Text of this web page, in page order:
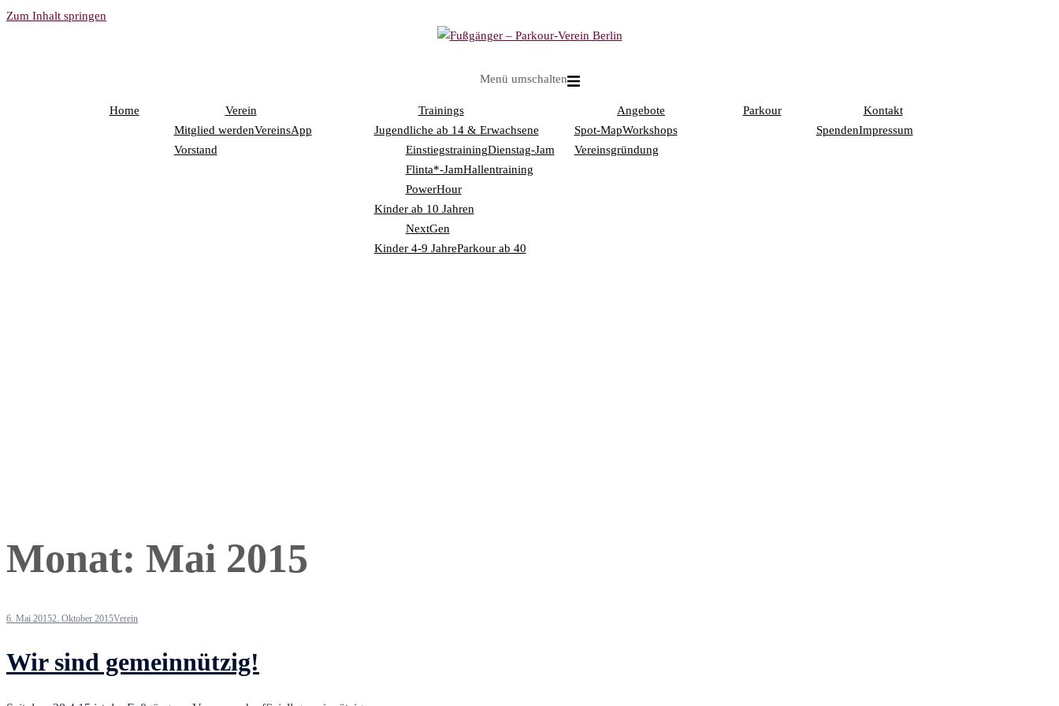
Zum Inhalt springen
Menü umschalten
Home
Verein
Mitglied werdenVereinsApp
Vorstand
Trainings
Jugendliche ab 14 & Erwachsene
EinstiegstrainingDienstag-Jam
Flinta*-JamHallentraining
PowerHour
Kinder ab 10 Jahren
NextGen
Kinder 4-9 JahreParkour ab 40
Angebote
Spot-MapWorkshops
Vereinsgründung
Parkour
Kontakt
SpendenImpressum
Monat: Mai 2015
6. Mai 20152. Oktober 2015Verein
Wir sind gemeinnützig!